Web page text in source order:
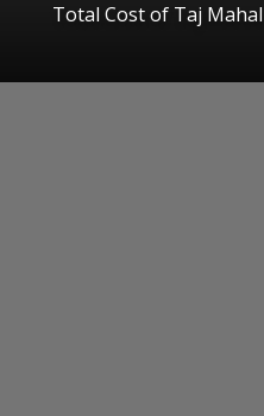
Total Cost of Taj